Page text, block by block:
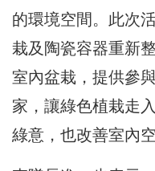
的環境空間。此次
栽及陶瓷容器重新
室內盆栽，提供參
家，讓綠色植栽走
綠意，也改善室內空